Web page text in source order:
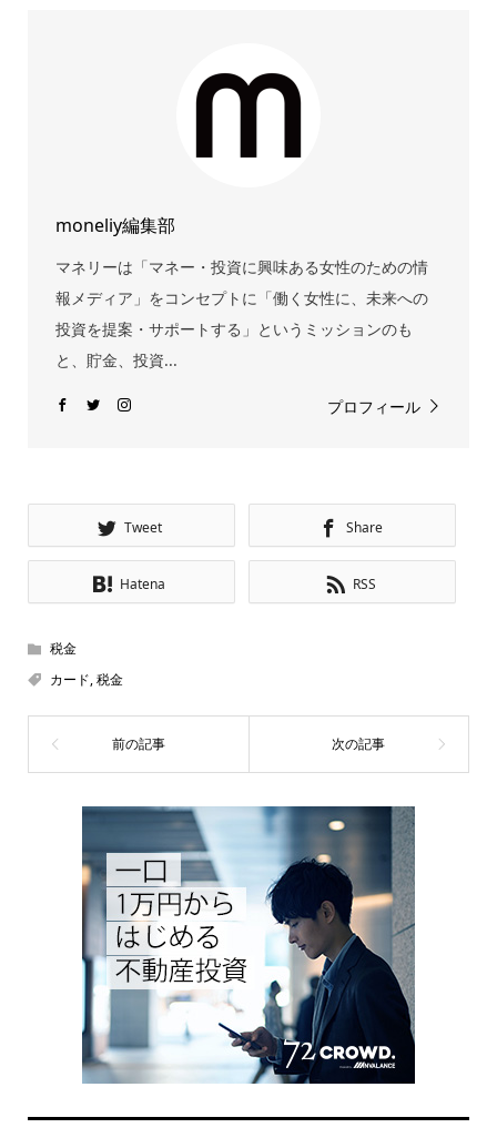
moneliy編集部
マネリーは「マネー・投資に興味ある女性のための情
報メディア」をコンセプトに「働く女性に、未来への
投資を提案・サポートする」というミッションのも
と、貯金、投資...
プロフィール
Tweet Share
Hatena RSS
税金
カード,税金